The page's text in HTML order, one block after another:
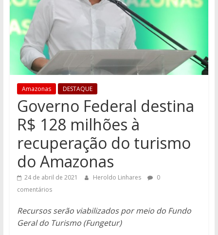
Amazonas DESTAQUE
Governo Federal destina
R$ 128 milhões à
recuperação do turismo
do Amazonas
24 de abril de 2021 Heroldo Linhares
0
comentários
Recursos serão viabilizados por meio do Fundo
Geral do Turismo (Fungetur)